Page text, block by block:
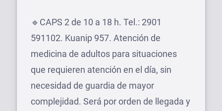
🔹CAPS 2 de 10 a 18 h. Tel.: 2901
591102. Kuanip 957. Atención de
medicina de adultos para situaciones
que requieren atención en el día, sin
necesidad de guardia de mayor
complejidad. Será por orden de llegada y